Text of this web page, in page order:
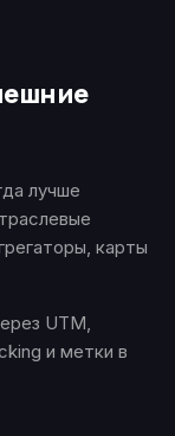
лучше
карты
UTM,
и метки в